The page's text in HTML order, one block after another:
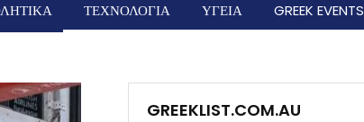
ΤΕΧΝΟΛΟΓΙΑ ΥΓΕΙΑ GREEK EVENTS
GREEKLIST.COM.AU